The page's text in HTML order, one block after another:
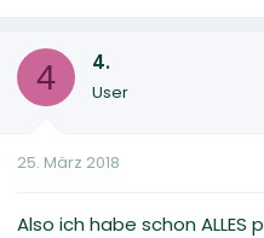
4 4.
User
25. März 2018
Also ich habe schon